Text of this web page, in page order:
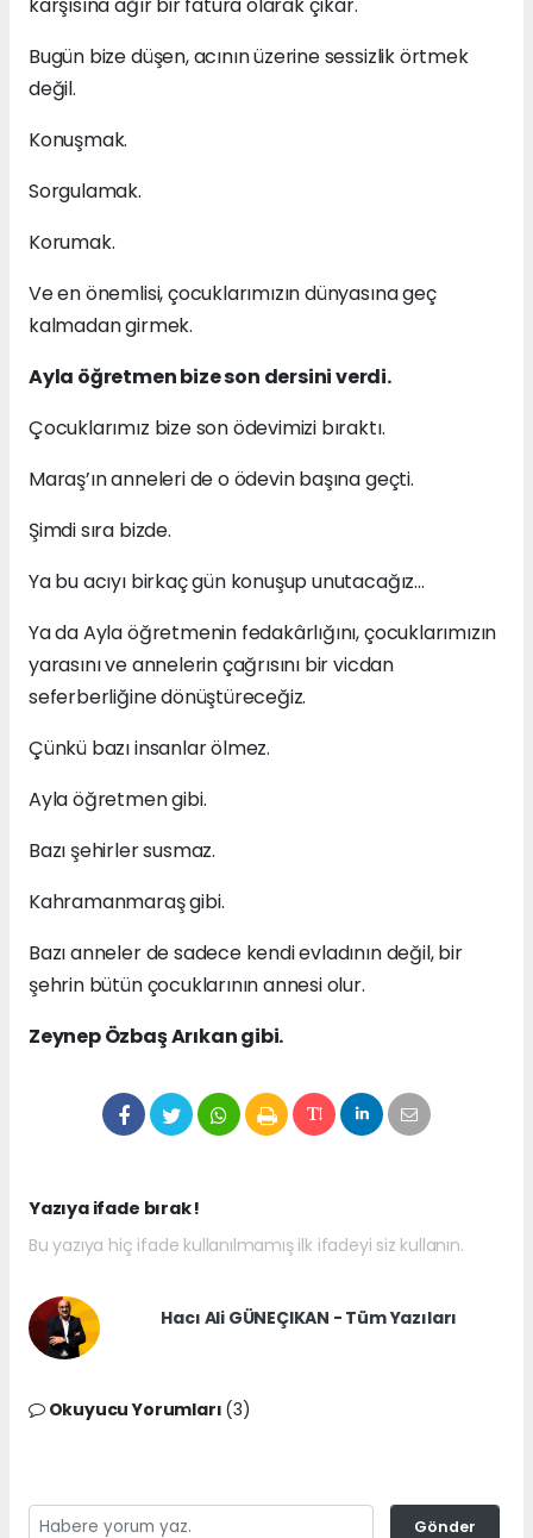
Bugün bize düşen, acının üzerine sessizlik örtmek
değil.
Konuşmak.
Sorgulamak.
Korumak.
Ve en önemlisi, çocuklarımızın dünyasına geç
kalmadan girmek.
Ayla öğretmen bize son dersini verdi.
Çocuklarımız bize son ödevimizi bıraktı.
Maraş’ın anneleri de o ödevin başına geçti.
Şimdi sıra bizde.
Ya bu acıyı birkaç gün konuşup unutacağız…
Ya da Ayla öğretmenin fedakârlığını, çocuklarımızın
yarasını ve annelerin çağrısını bir vicdan
seferberliğine dönüştüreceğiz.
Çünkü bazı insanlar ölmez.
Ayla öğretmen gibi.
Bazı şehirler susmaz.
Kahramanmaraş gibi.
Bazı anneler de sadece kendi evladının değil, bir
şehrin bütün çocuklarının annesi olur.
Zeynep Özbaş Arıkan gibi.
Yazıya ifade bırak !
Bu yazıya hiç ifade kullanılmamış ilk ifadeyi siz kullanın.
Hacı Ali GÜNEÇIKAN - Tüm Yazıları
Okuyucu Yorumları (3)
Gönder